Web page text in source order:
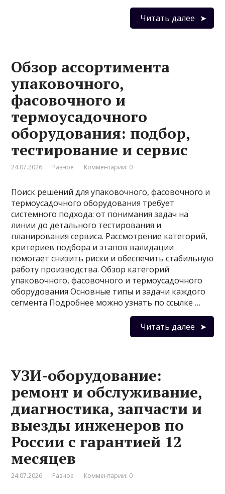
Читать далее
Обзор ассортимента
упаковочного,
фасовочного и
термоусадочного
оборудования: подбор,
тестирование и сервис
24.07.2026 Разное Комментарии: 0
Поиск решений для упаковочного, фасовочного и
термоусадочного оборудования требует
системного подхода: от понимания задач на
линии до детального тестирования и
планирования сервиса. Рассмотрение категорий,
критериев подбора и этапов валидации
помогает снизить риски и обеспечить стабильную
работу производства. Обзор категорий
упаковочного, фасовочного и термоусадочного
оборудования Основные типы и задачи каждого
сегмента Подробнее можно узнать по ссылке …
Читать далее
УЗИ-оборудование:
ремонт и обслуживание,
диагностика, запчасти и
выезды инженеров по
России с гарантией 12
месяцев
24.07.2026 Разное Комментарии: 0